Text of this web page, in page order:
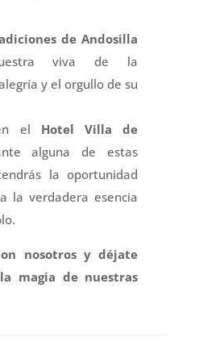
de Andosilla
viva de la
y el orgullo de su
el Hotel Villa de
alguna de estas
la oportunidad
la verdadera esencia
nosotros y déjate
magia de nuestras